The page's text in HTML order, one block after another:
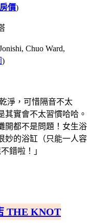
價)
Chuo Ward,
)
淨，可惜隔音不太
其實會不太習慣哈哈。
開都不是問題！女生浴
妙的浴缸（只能一人容
錯啦！」
THE KNOT